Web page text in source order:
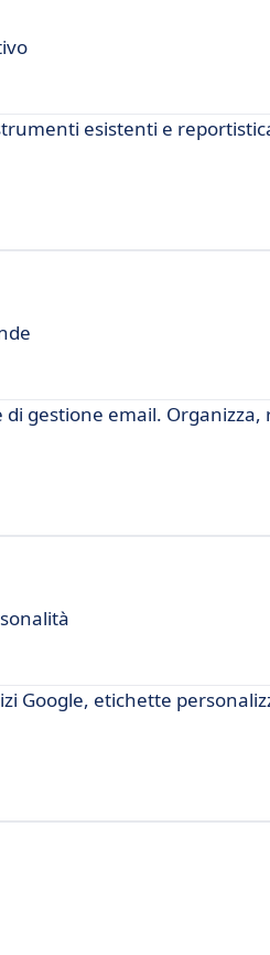
esistenti e
gestione email.
Google, etichette